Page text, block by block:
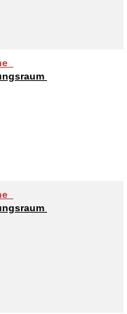
/
Ratswiese
/